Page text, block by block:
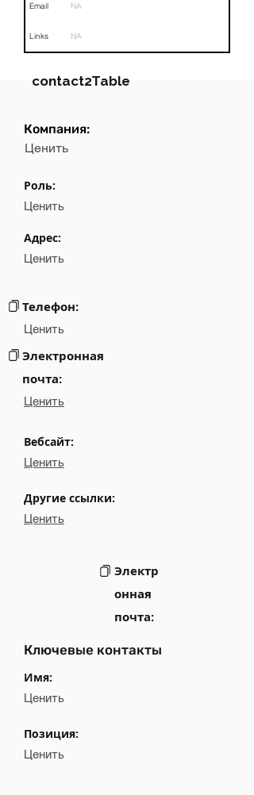
Email NA
Links NA
contact2Table
Field
Email
Компания:
Ценить
Роль:
Ценить
Адрес:
Ценить
Телефон:
Ценить
Электронная
почта:
Ценить
Вебсайт:
Ценить
Другие ссылки:
Ценить
Электр
онная
почта:
Ключевые контакты
Имя:
Ценить
Позиция:
Ценить